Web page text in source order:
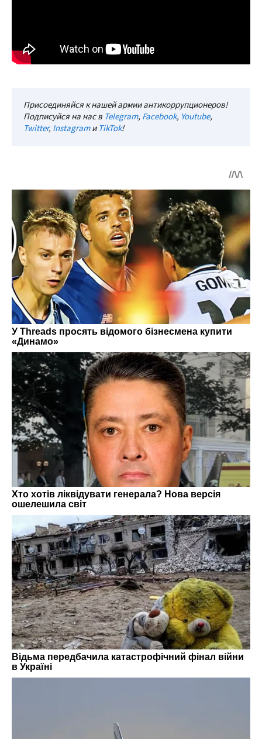
Присоединяйся к нашей армии антикоррупционеров!
Подписуйся на нас в Telegram, Facebook, Youtube,
Twitter, InstagramиTikTok!